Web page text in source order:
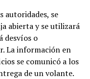
autoridades, se
abierta y se utilizará
desvíos o
La información en
se comunicó a los
de un volante.